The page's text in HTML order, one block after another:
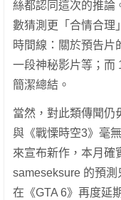
絲都認同這次的推論
數猜測更「合情合理
時間線：關於預告片
一段神秘影片等；而
簡潔總結。
當然，對此類傳聞仍
與《戰慄時空3》毫
來宣布新作，本月確
sameseksure 的預測
在《GTA 6》再度延